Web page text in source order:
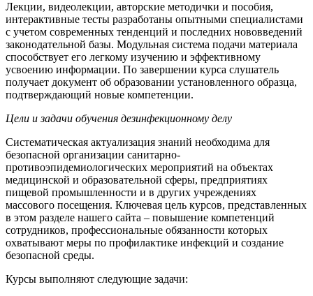
Лекции, видеолекции, авторские методички и пособия,
интерактивные тесты разработаны опытными специалистами
с учетом современных тенденций и последних нововведений
законодательной базы. Модульная система подачи материала
способствует его легкому изучению и эффективному
усвоению информации. По завершении курса слушатель
получает документ об образовании установленного образца,
подтверждающий новые компетенции.
Цели и задачи обучения дезинфекционному делу
Систематическая актуализация знаний необходима для
безопасной организации санитарно-
противоэпидемиологических мероприятий на объектах
медицинской и образовательной сферы, предприятиях
пищевой промышленности и в других учреждениях
массового посещения. Ключевая цель курсов, представленных
в этом разделе нашего сайта – повышение компетенций
сотрудников, профессиональные обязанности которых
охватывают меры по профилактике инфекций и создание
безопасной среды.
Курсы выполняют следующие задачи: